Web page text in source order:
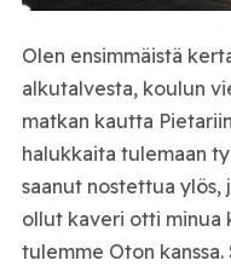
Olen ensimmäistä
alkutalvesta, koulun
matkan kautta
halukkaita tulemaan
saanut nostettua ylös,
ollut kaveri otti minua
tulemme Oton